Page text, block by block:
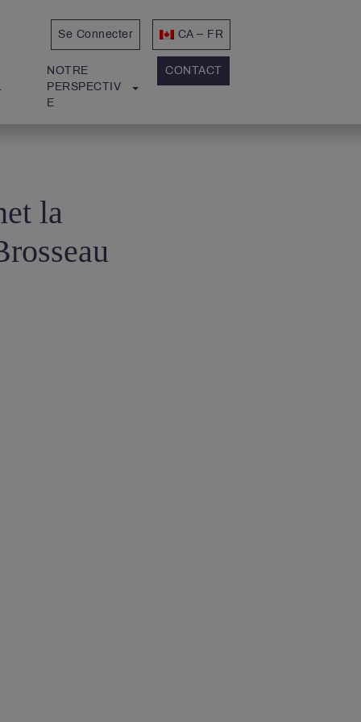
Se Connecter CA – FR
NOTRE
PERSPECTIV
E
CONTACT
la